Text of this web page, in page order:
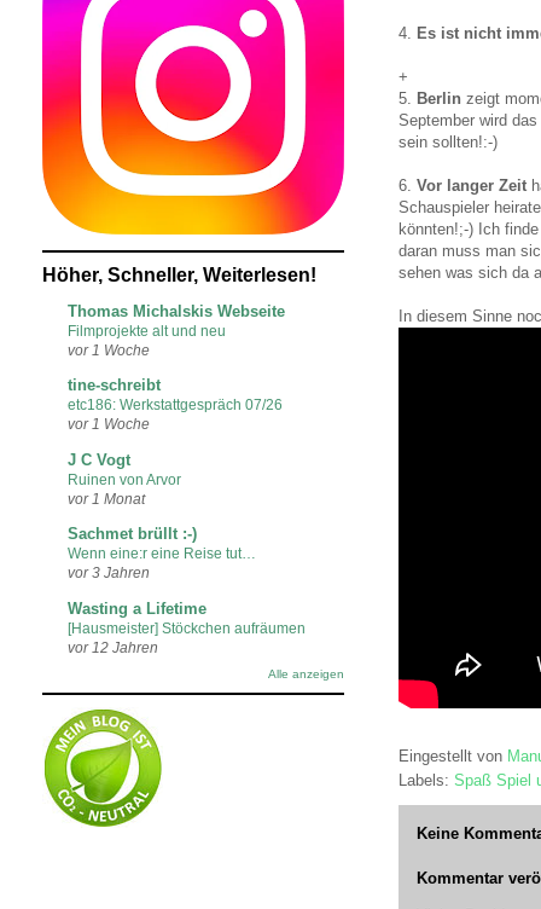
4. Es ist nicht
+
5. Berlin zeigt
September wird
sein sollten!:-)
6. Vor langer Zeit
Schauspieler
könnten!;-) Ich
daran muss man
sehen was sich da
In diesem Sinne
Eingestellt von
Labels: Spaß Spiel
Keine
Kommentar
Höher, Schneller, Weiterlesen!
Thomas Michalskis Webseite
Filmprojekte alt und neu
vor 1 Woche
tine-schreibt
etc186: Werkstattgespräch 07/26
vor 1 Woche
J C Vogt
Ruinen von Arvor
vor 1 Monat
Sachmet brüllt :-)
Wenn eine:r eine Reise tut…
vor 3 Jahren
Wasting a Lifetime
[Hausmeister] Stöckchen aufräumen
vor 12 Jahren
Alle anzeigen